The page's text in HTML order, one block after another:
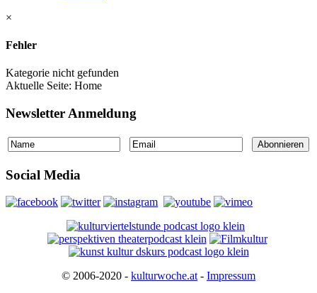
×
Fehler
Kategorie nicht gefunden
Aktuelle Seite: Home
Newsletter Anmeldung
Social Media
© 2006-2020 - kulturwoche.at - Impressum